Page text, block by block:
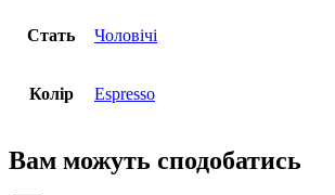
Стать Чоловічі
Колір Espresso
Вам можуть сподобатись